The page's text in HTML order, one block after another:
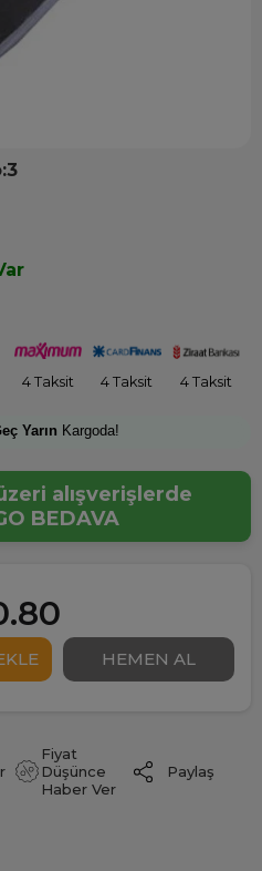
4 Taksit 4 Taksit 4 Taksit
Yarın Kargoda!
alışverişlerde
BEDAVA
Fiyat
Düşünce
Haber Ver
Paylaş